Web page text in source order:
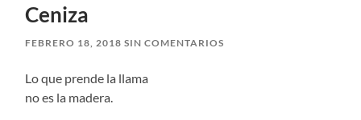
Ceniza
FEBRERO 18, 2018 SIN COMENTARIOS
Lo que prende la llama
no es la madera.